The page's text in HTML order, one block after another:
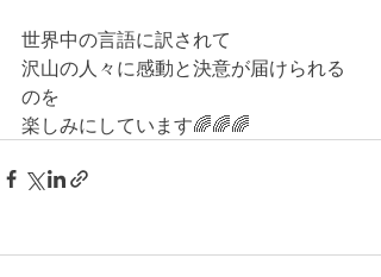
世界中の言語に訳されて
沢山の人々に感動と決意が届けられる
のを
楽しみにしています🌈🌈🌈